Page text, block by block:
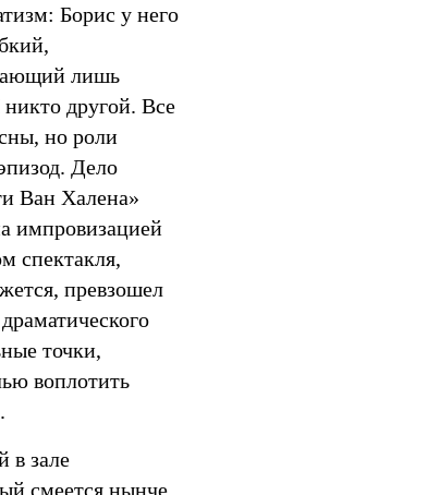
Борис у него
лишь
другой. Все
но роли
Дело
Ван Халена»
импровизацией
спектакля,
превзошел
точки,
воплотить
в зале
смеется нынче